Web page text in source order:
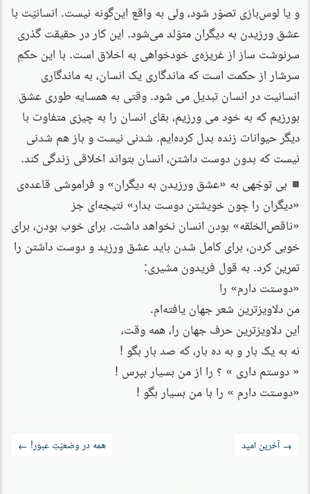
و یا لوس‌بازی تصوّر شود، ولی به واقع این‌گونه نیست. انسانیّت با
عشق ورزیدن به دیگران متوّلد می‌شود. این کار در حقیقت گذری
سرنوشت ساز از غریزه‌ی خودخواهی به اخلاق است. با این حکمِ
سرشار از حکمت است که ماندگاری یک انسان، به ماندگاری
انسانیت در انسان تبدیل می شود. وقتی به همسایه طوری عشق
بورزیم که به خود می ورزیم، بقای انسان را به چیزی متفاوت با
دیگر حیوانات زنده بدل کرده‌ایم. شدنی نیست و باز هم شدنی
نیست که بدون دوست داشتن، انسان بتواند اخلاقی زندگی کند.
بی توجّهی به «عشق ورزیدن به دیگران» و فراموشی قاعده‌ی
«دیگران را چون خویشتن دوست بدار» نتیجه‌ای جز
«ناقص‌الخلقه» بودن انسان نخواهد داشت. برای خوب بودن، برای
خوبی کردن، برای کامل شدن باید عشق ورزید و دوست داشتن را
تمرین کرد. به قول فریدون مشیری:
«دوستت دارم» را
من دلاویز‌ترین شعر جهان یافته‌ام.
این دلاویزترین حرف جهان را، همه وقت،
نه به یک بار و به ده بار، که صد بار بگو !
« دوستم داری » ؟ را از من بسیار بپرس !
«دوستت دارم » را با من بسیار بگو !
راه‌بری
→ آخرین امید همه در وضعیّتِ عبور! ←